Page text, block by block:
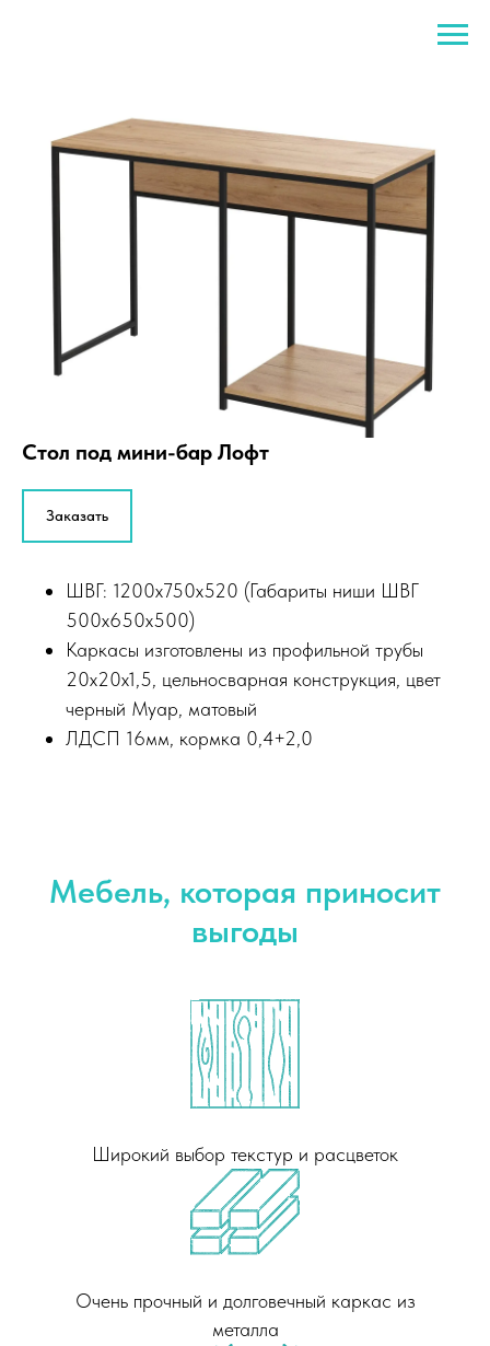
Стол под мини-бар Лофт
Заказать
ШВГ: 1200х750х520 (Габариты ниши ШВГ
500х650х500)
Каркасы изготовлены из профильной трубы
20х20х1,5, цельносварная конструкция, цвет
черный Муар, матовый
ЛДСП 16мм, кормка 0,4+2,0
Мебель, которая приносит
выгоды
Широкий выбор текстур и расцветок
Очень прочный и долговечный каркас из
металла